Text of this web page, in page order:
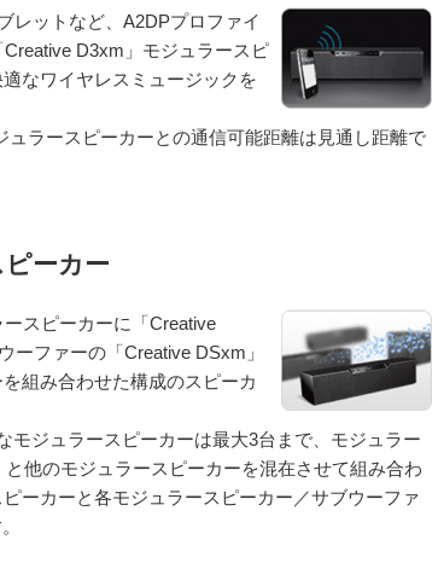
レットなど、A2DPプロファイ
D3xm」モジュラースピ
なワイヤレスミュージックを
ラースピーカーとの通信可能距離は見通し距離で
ーカー
スピーカーに「Creative
ーファーの「Creative DSxm」
組み合わせた構成のスピーカ
ジュラースピーカーは最大3台まで、モジュラー
他のモジュラースピーカーを混在させて組み合わ
ーカーと各モジュラースピーカー／サブウーファ